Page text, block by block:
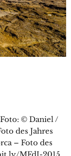
© Daniel /
des Jahres
– Foto des
MFdJ-2015